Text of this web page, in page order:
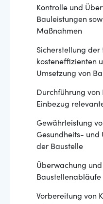
Kontrolle und
Bauleistungen
Maßnahmen
Sicherstellung
kosteneffizienten
Umsetzung von
Durchführung
Einbezug
Gewährleistung
Gesundheits- und
der Baustelle
Überwachung
Baustellenabläufe
Vorbereitung von